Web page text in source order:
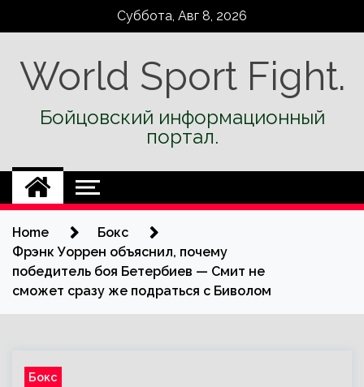
Суббота, Авг 8, 2026
World Sport Fight.
Бойцовский информационный
портал.
Home
Бокс
Фрэнк Уоррен объяснил, почему
победитель боя Бетербиев — Смит не
сможет сразу же подраться с Биволом
Бокс